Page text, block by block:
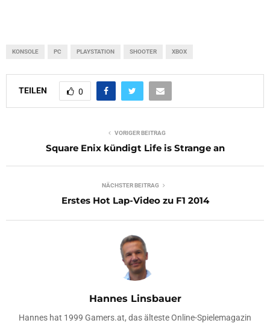
KONSOLE PC PLAYSTATION SHOOTER XBOX
TEILEN 0
VORIGER BEITRAG
Square Enix kündigt Life is Strange an
NÄCHSTER BEITRAG
Erstes Hot Lap-Video zu F1 2014
Hannes Linsbauer
Hannes hat 1999 Gamers.at, das älteste Online-Spielemagazin